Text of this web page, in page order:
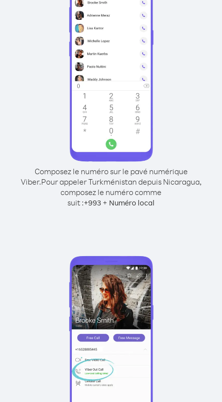
Composez le numéro sur le pavé numérique
Viber.Pour appeler Turkménistan depuis Nicaragua,
composez le numéro comme
suit :+993 + Numéro local